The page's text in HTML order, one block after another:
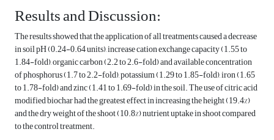
Results and Discussion:
The results showed that the application of all treatments caused a decrease
in soil pH (0.24-0.64 units), increase cation exchange capacity (1.55 to
1.84-fold), organic carbon (2.2 to 2.6-fold) and available concentration
of phosphorus (1.7 to 2.2-fold), potassium (1.29 to 1.85-fold), iron (1.65
to 1.78-fold) and zinc (1.41 to 1.69-fold) in the soil. The use of citric acid
modified biochar had the greatest effect in increasing the height (19.4%)
and the dry weight of the shoot (10.8%) nutrient uptake in shoot compared
to the control treatment.